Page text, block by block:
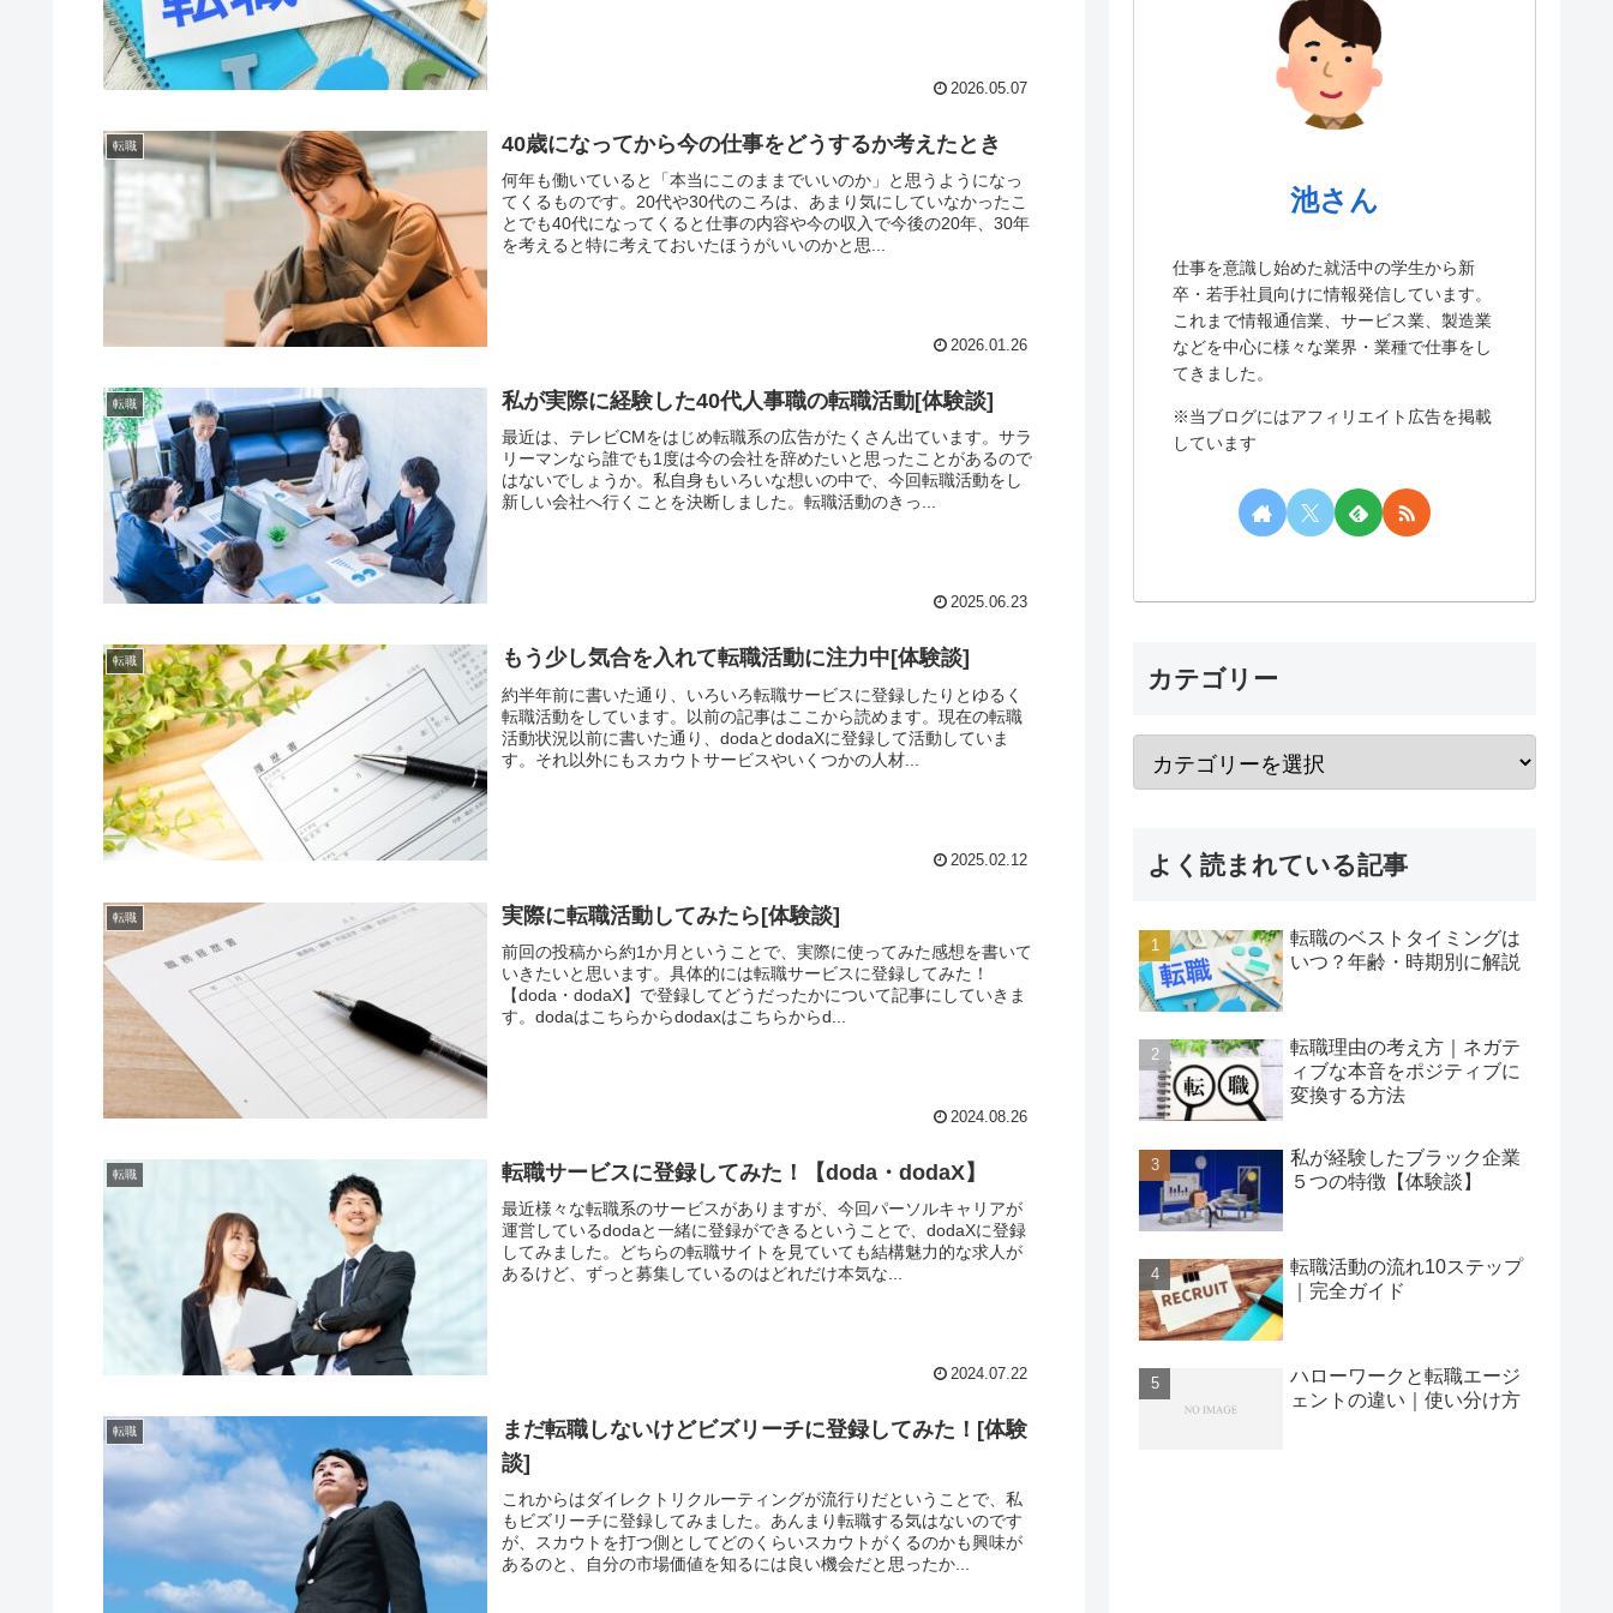
2026.05.07
転職 40歳になってから今の仕事をどうするか考えたとき
何年も働いていると「本当にこのままでいいのか」と思うようになっ
てくるものです。20代や30代のころは、あまり気にしていなかったこ
とでも40代になってくると仕事の内容や今の収入で今後の20年、30年
を考えると特に考えておいたほうがいいのかと思...
2026.01.26
転職 私が実際に経験した40代人事職の転職活動[体験談]
最近は、テレビCMをはじめ転職系の広告がたくさん出ています。サラ
リーマンなら誰でも1度は今の会社を辞めたいと思ったことがあるので
はないでしょうか。私自身もいろいな想いの中で、今回転職活動をし
新しい会社へ行くことを決断しました。転職活動のきっ...
2025.06.23
転職 もう少し気合を入れて転職活動に注力中[体験談]
約半年前に書いた通り、いろいろ転職サービスに登録したりとゆるく
転職活動をしています。以前の記事はここから読めます。現在の転職
活動状況以前に書いた通り、dodaとdodaXに登録して活動していま
す。それ以外にもスカウトサービスやいくつかの人材...
2025.02.12
転職 実際に転職活動してみたら[体験談]
前回の投稿から約1か月ということで、実際に使ってみた感想を書いて
いきたいと思います。具体的には転職サービスに登録してみた！
【doda・dodaX】で登録してどうだったかについて記事にしていきま
す。dodaはこちらからdodaxはこちらからd...
2024.08.26
転職 転職サービスに登録してみた！【doda・dodaX】
最近様々な転職系のサービスがありますが、今回パーソルキャリアが
運営しているdodaと一緒に登録ができるということで、dodaXに登録
してみました。どちらの転職サイトを見ていても結構魅力的な求人が
あるけど、ずっと募集しているのはどれだけ本気な...
2024.07.22
転職
まだ転職しないけどビズリーチに登録してみた！[体験
談]
これからはダイレクトリクルーティングが流行りだということで、私
もビズリーチに登録してみました。あんまり転職する気はないのです
が、スカウトを打つ側としてどのくらいスカウトがくるのかも興味が
あるのと、自分の市場価値を知るには良い機会だと思ったか...
池さん
仕事を意識し始めた就活中の学生から新
卒・若手社員向けに情報発信しています。
これまで情報通信業、サービス業、製造業
などを中心に様々な業界・業種で仕事をし
てきました。
※当ブログにはアフィリエイト広告を掲載
しています
カテゴリー
よく読まれている記事
転職のベストタイミングは
いつ？年齢・時期別に解説
転職理由の考え方｜ネガテ
ィブな本音をポジティブに
変換する方法
私が経験したブラック企業
５つの特徴【体験談】
転職活動の流れ10ステップ
｜完全ガイド
ハローワークと転職エージ
ェントの違い｜使い分け方